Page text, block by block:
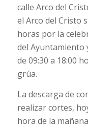
calle Arco del
el Arco del Cristo
horas por la
del Ayuntamiento
de 09:30 a 18:00
grúa.
La descarga de
realizar cortes,
hora de la